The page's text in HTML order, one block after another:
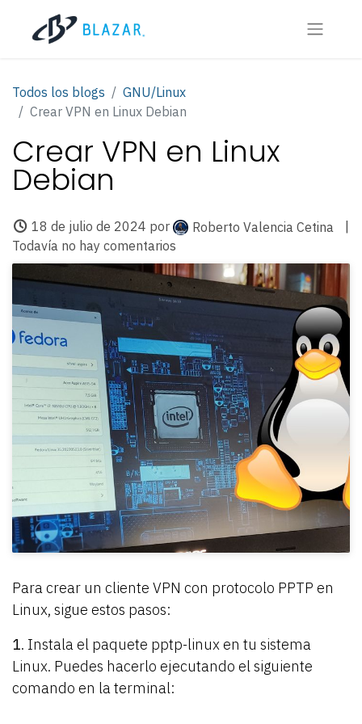
Todos los blogs
GNU/Linux
Crear VPN en Linux Debian
Crear VPN en Linux
Debian
18 de julio de 2024 por Roberto Valencia Cetina
|
Todavía no hay comentarios
Para crear un cliente VPN con protocolo PPTP en
Linux, sigue estos pasos:
1. Instala el paquete pptp-linux en tu sistema
Linux. Puedes hacerlo ejecutando el siguiente
comando en la terminal: